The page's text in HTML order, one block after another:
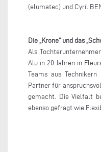
(elumatec) und Cyril
Die „Krone“ und das
Als
Alu in 20 Jahren in
Teams aus
Partner für
gemacht. Die Vielfalt
ebenso gefragt wie